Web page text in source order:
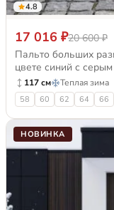
4.8
17 016 ₽20 600 ₽
Пальто больших
цвете синий с серым
117 см Теплая зима
58 60 62 64 66
НОВИНКА